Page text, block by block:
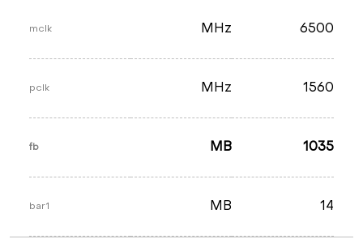
mclk MHz 6500
pclk MHz 1560
fb MB 1035
bar1 MB 14